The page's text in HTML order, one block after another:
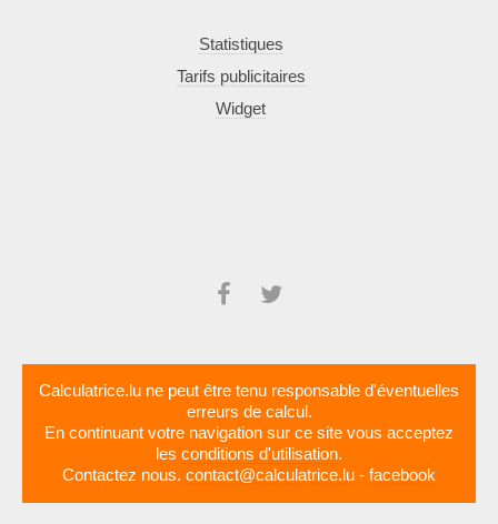
Statistiques
Tarifs publicitaires
Widget
Calculatrice.lu ne peut être tenu responsable d'éventuelles
erreurs de calcul.
En continuant votre navigation sur ce site vous acceptez
les conditions d'utilisation.
Contactez nous. contact@calculatrice.lu - facebook